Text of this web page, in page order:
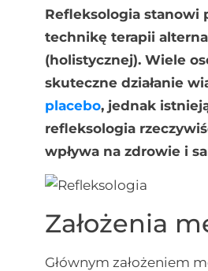
Refleksologia stanowi
technikę terapii
(holistycznej). Wiele
skuteczne działanie
placebo, jednak
refleksologia
wpływa na zdrowie i
Założenia
Głównym założeniem